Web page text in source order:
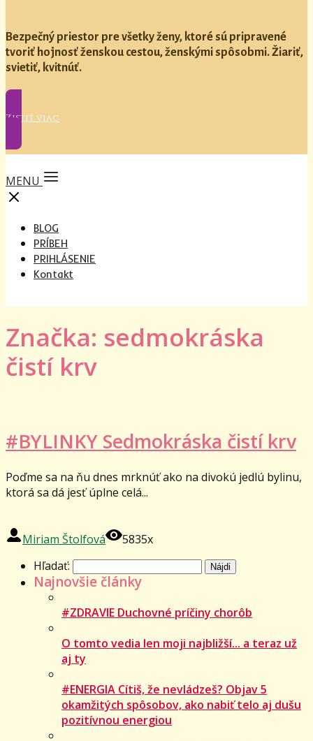
Bezpečný priestor pre všetky ženy, ktoré sú pripravené
tvoriť hojnosť ženskou cestou, ženskými spôsobmi. Žiariť,
svietiť, kvitnúť.
Zistiť viac
MENU
BLOG
PRÍBEH
PRIHLÁSENIE
Kontakt
Značka: sedmokráska
čistí krv
#BYLINKY Sedmokráska čistí krv
Poďme sa na ňu dnes mrknúť ako na divokú jedlú bylinu,
ktorá sa dá jesť úplne celá...
Miriam Štolfová
5835x
Hľadať:
Najnovšie články
#ZDRAVIE Duchovné príčiny chorôb
O tomto vedia len moji najbližší... a teraz už
aj ty
#ENERGIA Cítiš, že nevládzeš? Objav 5
okamžitých spôsobov, ako nabiť telo aj dušu
pozitívnou energiou